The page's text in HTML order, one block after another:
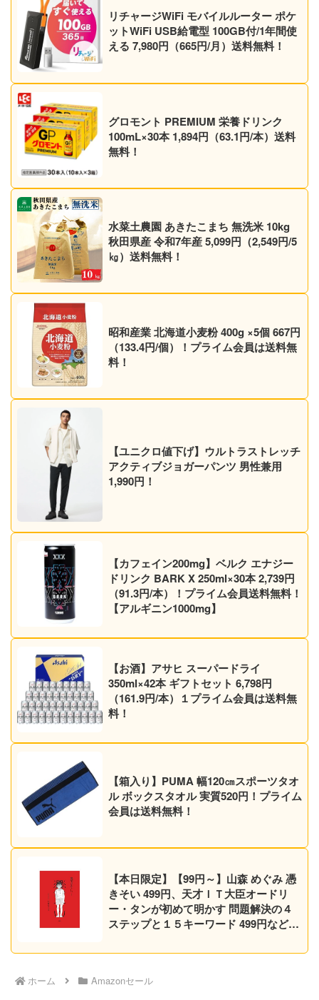
リチャージWiFi モバイルルーター ポケ
ットWiFi USB給電型 100GB付/1年間使
える 7,980円（665円/月）送料無料！
グロモント PREMIUM 栄養ドリンク
100mL×30本 1,894円（63.1円/本）送料
無料！
水菜土農園 あきたこまち 無洗米 10kg
秋田県産 令和7年産 5,099円（2,549円/5
㎏）送料無料！
昭和産業 北海道小麦粉 400g ×5個 667円
（133.4円/個）！プライム会員は送料無
料！
【ユニクロ値下げ】ウルトラストレッチ
アクティブジョガーパンツ 男性兼用
1,990円！
【カフェイン200mg】ベルク エナジー
ドリンク BARK X 250ml×30本 2,739円
（91.3円/本）！プライム会員送料無料！
【アルギニン1000mg】
【お酒】アサヒ スーパードライ
350ml×42本 ギフトセット 6,798円
（161.9円/本）１プライム会員は送料無
料！
【箱入り】PUMA 幅120㎝スポーツタオ
ル ボックスタオル 実質520円！プライム
会員は送料無料！
【本日限定】【99円～】山森 めぐみ 憑
きそい 499円、天才ＩＴ大臣オードリ
ー・タンが初めて明かす 問題解決の４
ステップと１５キーワード 499円など30
ホーム Amazonセール